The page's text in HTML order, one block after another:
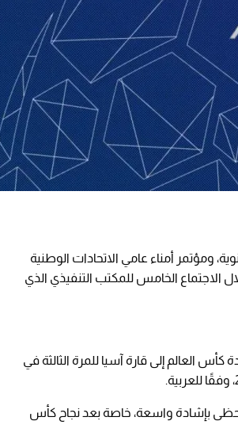
ومؤتمر أمناء عامي الاتحادات الوطنية
وذلك خلال الاجتماع الخامس للمكتب التنفيذي الذي
العالم إلى قارة آسيا للمرة الثالثة في
بإشادة واسعة، خاصة بعد نجاح كأس